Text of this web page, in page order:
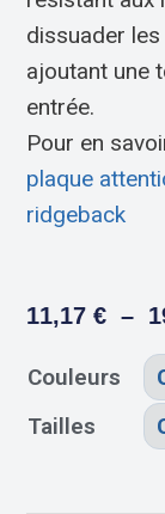
dissuader
ajoutant une
entrée.
Pour en
plaque
ridgeback
11,17€ –
Couleurs
Tailles